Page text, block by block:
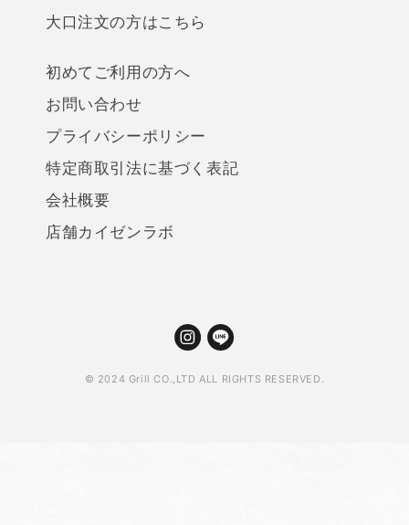
大口注文の方はこちら
初めてご利用の方へ
お問い合わせ
プライバシーポリシー
特定商取引法に基づく表記
会社概要
店舗カイゼンラボ
© 2024 Grill CO.,LTD ALL RIGHTS RESERVED.